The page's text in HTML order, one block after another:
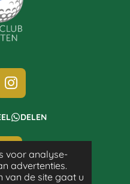
voor analyse-
advertenties.
van de site gaat u
I
S
G
R
DELEN